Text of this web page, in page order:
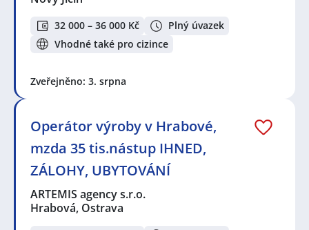
32 000 – 36 000 Kč
Plný úvazek
Vhodné také pro cizince
Zveřejněno: 3. srpna
Operátor výroby v Hrabové,
mzda 35 tis.nástup IHNED,
ZÁLOHY, UBYTOVÁNÍ
ARTEMIS agency s.r.o.
Hrabová, Ostrava